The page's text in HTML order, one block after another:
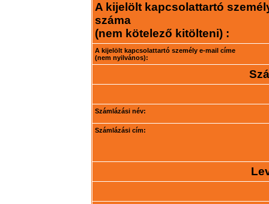
A kijelölt kapcsolattartó
száma
(nem kötelező kitölteni) :
A kijelölt kapcsolattartó személy e-mail címe
(nem nyilvános):
Számlázási név:
Számlázási cím: